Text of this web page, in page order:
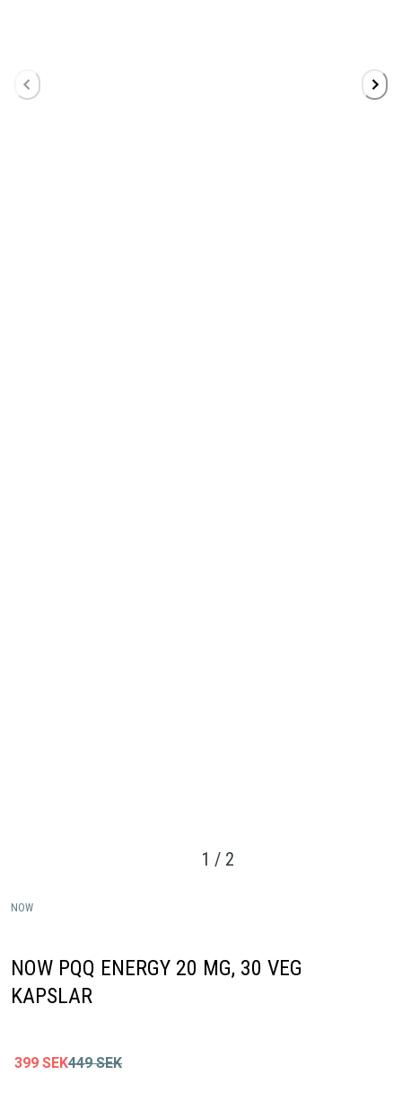
1 / 2
NOW
NOW PQQ ENERGY 20 MG, 30 VEG
KAPSLAR
399 SEK449 SEK